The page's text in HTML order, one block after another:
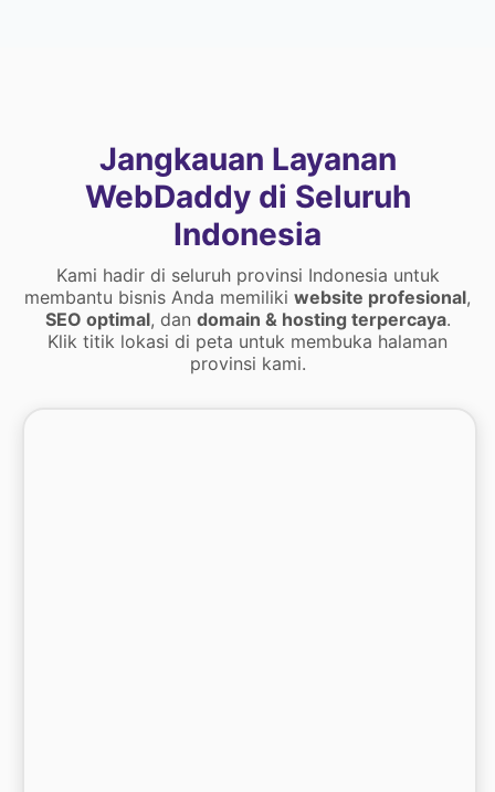
Jangkauan Layanan
WebDaddy di Seluruh
Indonesia
Kami hadir di seluruh provinsi Indonesia untuk
membantu bisnis Anda memiliki website profesional,
SEO optimal, dan domain & hosting terpercaya.
Klik titik lokasi di peta untuk membuka halaman
provinsi kami.